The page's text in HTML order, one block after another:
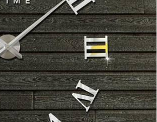
دکوراسیون مدرن در خانه
های ایرانی
6 سال قبل